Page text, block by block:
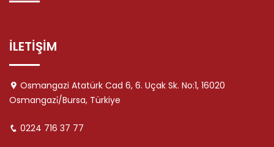
İLETİŞİM
Osmangazi Atatürk Cad 6, 6. Uçak Sk. No:1, 16020
Osmangazi̇/Bursa, Türkiye
0224 716 37 77